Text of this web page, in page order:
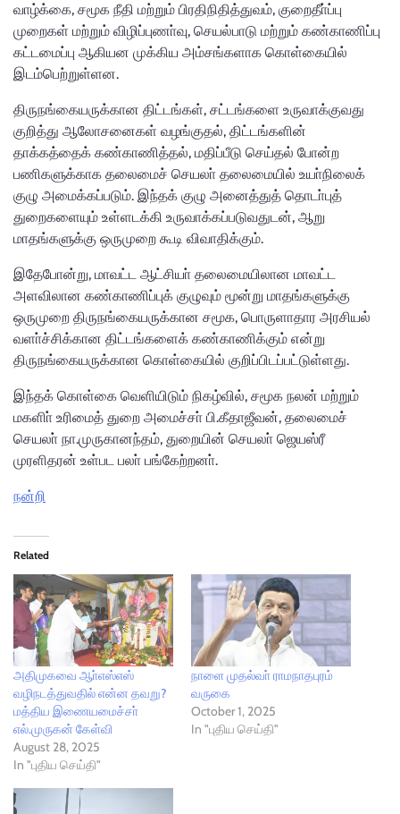
வாழ்க்கை, சமூக நீதி மற்றும் பிரதிநிதித்துவம், குறைதீா்ப்பு
முறைகள் மற்றும் விழிப்புணா்வு, செயல்பாடு மற்றும் கண்காணிப்பு
கட்டமைப்பு ஆகியன முக்கிய அம்சங்களாக கொள்கையில்
இடம்பெற்றுள்ளன.
திருநங்கையருக்கான திட்டங்கள், சட்டங்களை உருவாக்குவது
குறித்து ஆலோசனைகள் வழங்குதல், திட்டங்களின்
தாக்கத்தைக் கண்காணித்தல், மதிப்பீடு செய்தல் போன்ற
பணிகளுக்காக தலைமைச் செயலா் தலைமையில் உயா்நிலைக்
குழு அமைக்கப்படும். இந்தக் குழு அனைத்துத் தொடா்புத்
துறைகளையும் உள்ளடக்கி உருவாக்கப்படுவதுடன், ஆறு
மாதங்களுக்கு ஒருமுறை கூடி விவாதிக்கும்.
இதேபோன்று, மாவட்ட ஆட்சியா் தலைமையிலான மாவட்ட
அளவிலான கண்காணிப்புக் குழுவும் மூன்று மாதங்களுக்கு
ஒருமுறை திருநங்கையருக்கான சமூக, பொருளாதார அரசியல்
வளா்ச்சிக்கான திட்டங்களைக் கண்காணிக்கும் என்று
திருநங்கையருக்கான கொள்கையில் குறிப்பிடப்பட்டுள்ளது.
இந்தக் கொள்கை வெளியிடும் நிகழ்வில், சமூக நலன் மற்றும்
மகளிா் உரிமைத் துறை அமைச்சா் பி.கீதாஜீவன், தலைமைச்
செயலா் நா.முருகானந்தம், துறையின் செயலா் ஜெயஸ்ரீ
முரளிதரன் உள்பட பலா் பங்கேற்றனா்.
நன்றி
Related
அதிமுகவை ஆா்எஸ்எஸ்
வழிநடத்துவதில் என்ன தவறு?
மத்திய இணையமைச்சா்
எல்.முருகன் கேள்வி
August 28, 2025
In "புதிய செய்தி"
நாளை முதல்வா் ராமநாதபுரம்
வருகை
October 1, 2025
In "புதிய செய்தி"